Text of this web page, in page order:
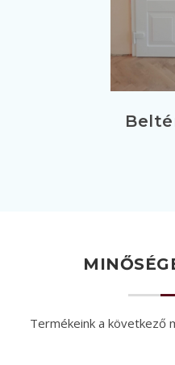
Termékeink a következő